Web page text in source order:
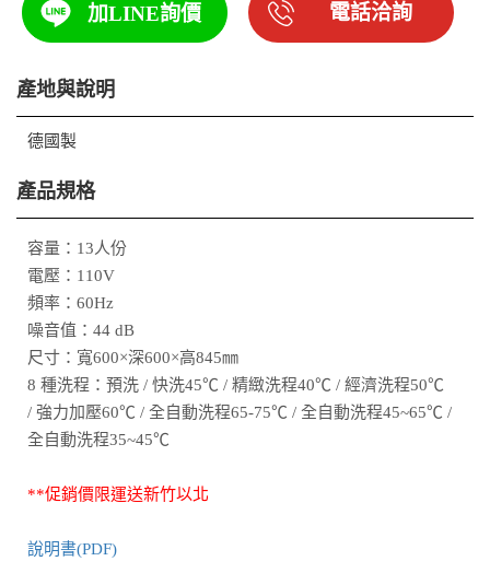
加LINE詢價 電話洽詢
產地與說明
德國製
產品規格
容量：13人份
電壓：110V
頻率：60Hz
噪音值：44 dB
尺寸：寬600×深600×高845㎜
8 種洗程：預洗 / 快洗45℃ / 精緻洗程40℃ / 經濟洗程50℃
/ 強力加壓60℃ / 全自動洗程65-75℃ / 全自動洗程45~65℃ /
全自動洗程35~45℃
**促銷價限運送新竹以北
說明書(PDF)